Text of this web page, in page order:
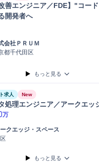
善エンジニア／FDE】"コー
開発者へ
会社ＰＲＵＭ
都千代田区
もっと見る
求人 New
処理エンジニア／アークエッ
万
クエッジ・スペース
もっと見る